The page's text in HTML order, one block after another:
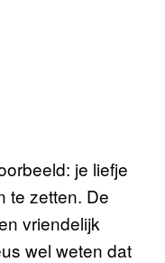
je liefje
te zetten. De
vriendelijk
wel weten dat